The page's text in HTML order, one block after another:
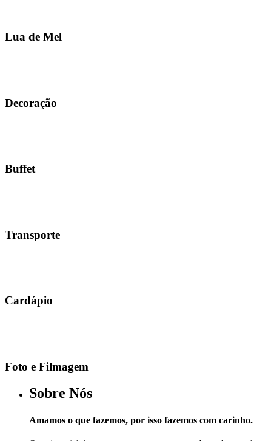
Lua de Mel
Decoração
Buffet
Transporte
Cardápio
Foto e Filmagem
Sobre Nós
Amamos o que fazemos, por isso fazemos com carinho.